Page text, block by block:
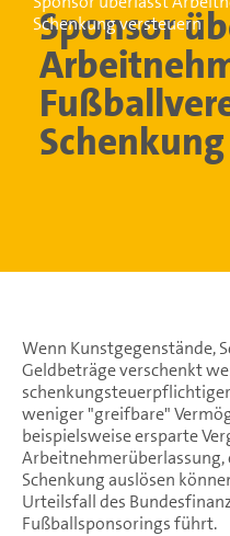
Schenkung versteuern
Sponsor
Wenn Kunstgegenstände,
Geldbeträge verschenkt
schenkungsteuerpflichtiger
weniger "greifbare"
beispielsweise ersparte
Schenkung auslösen
Urteilsfall des
Fußballsponsorings führt.